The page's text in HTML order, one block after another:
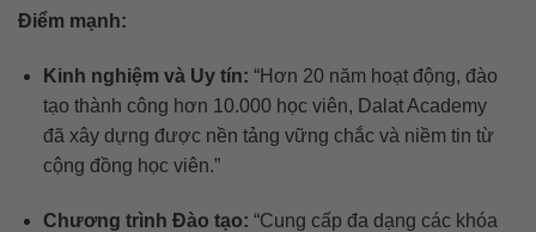
Điểm mạnh:
Kinh nghiệm và Uy tín: “Hơn 20 năm hoạt động, đào
tạo thành công hơn 10.000 học viên, Dalat Academy
đã xây dựng được nền tảng vững chắc và niềm tin từ
cộng đồng học viên.”
Chương trình Đào tạo: “Cung cấp đa dạng các khóa